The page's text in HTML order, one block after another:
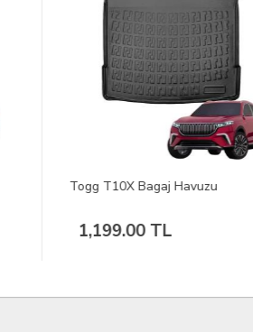
Kia Stonic Bagaj Havuzu 2017-
1,199.00 TL